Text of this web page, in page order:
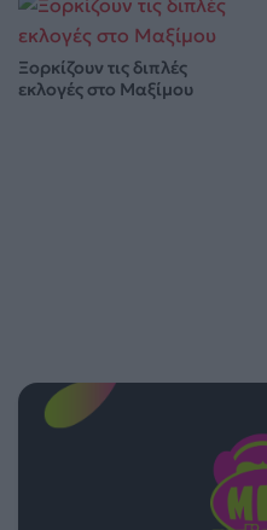
Ξορκίζουν τις διπλές
εκλογές στο Μαξίμου